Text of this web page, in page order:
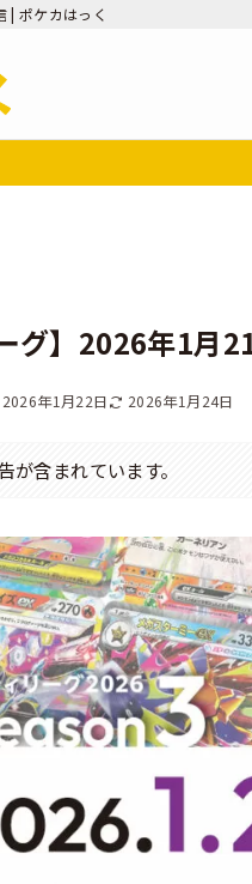
| ポケカはっく
グ】2026年1月
2026年1月22日 2026年1月24日
が含まれています。